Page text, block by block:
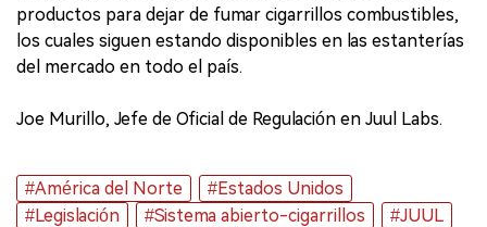
productos para dejar de fumar cigarrillos combustibles,
los cuales siguen estando disponibles en las estanterías
del mercado en todo el país.
Joe Murillo, Jefe de Oficial de Regulación en Juul Labs.
#América del Norte
#Estados Unidos
#Legislación
#Sistema abierto-cigarrillos
#JUUL